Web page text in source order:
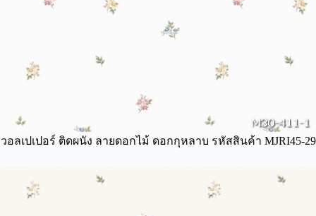
วอลเปเปอร์ ติดผนัง ลายดอกไม้ ดอกกุหลาบ รหัสสินค้า MJRI45-29